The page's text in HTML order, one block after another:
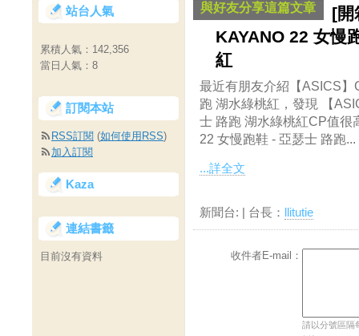
與好友分享這篇文章
[開
KAYANO 22 女慢
紅
最近有朋友介紹【ASICS】
跑 湖水綠桃紅，發現 【
士 路跑 湖水綠桃紅CP值很
22 女慢跑鞋 - 亞瑟士 路跑...
...詳全文
新聞台: | 台長： llitutie
收件者E-mail：
請以分號區隔
站台人氣
累積人氣： 142,356
當日人氣： 8
訂閱本站
RSS訂閱 (如何使用RSS)
加入訂閱
Kaza
連結書籤
目前沒有資料